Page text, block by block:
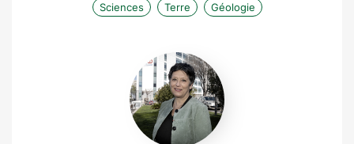
Sciences Terre Géologie
Valérie
Verdier